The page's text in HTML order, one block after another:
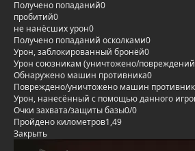
Получено попаданий0
пробитий0
не нанёсших урон0
Получено попаданий осколками0
Урон, заблокированный бронёй0
Урон союзникам (уничтожено/
Обнаружено машин противника0
Повреждено/уничтожено машин
Урон, нанесённый с помощью данного
Очки захвата/защиты базы0/0
Пройдено километров1,49
Закрыть